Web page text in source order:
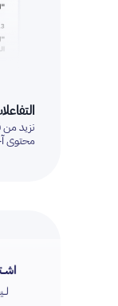
نزيد
محتوى